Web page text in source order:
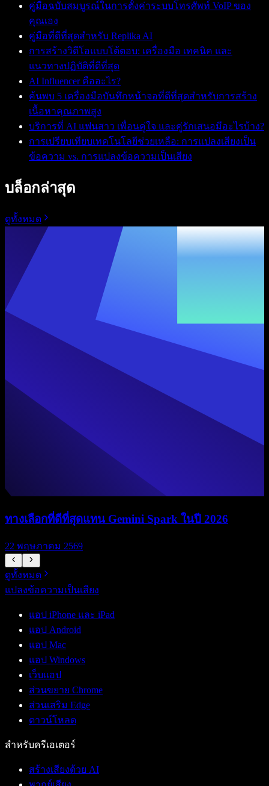
คู่มือฉบับสมบูรณ์ในการตั้งค่าระบบโทรศัพท์ VoIP ของ
คุณเอง
คู่มือที่ดีที่สุดสำหรับ Replika AI
การสร้างวิดีโอแบบโต้ตอบ: เครื่องมือ เทคนิค และ
แนวทางปฏิบัติที่ดีที่สุด
AI Influencer คืออะไร?
ค้นพบ 5 เครื่องมือบันทึกหน้าจอที่ดีที่สุดสำหรับการสร้าง
เนื้อหาคุณภาพสูง
บริการที่ AI แฟนสาว เพื่อนคู่ใจ และคู่รักเสนอมีอะไรบ้าง?
การเปรียบเทียบเทคโนโลยีช่วยเหลือ: การแปลงเสียงเป็น
ข้อความ vs. การแปลงข้อความเป็นเสียง
บล็อกล่าสุด
ดูทั้งหมด
ทางเลือกที่ดีที่สุดแทน Gemini Spark ในปี 2026
22 พฤษภาคม 2569
ดูทั้งหมด
แปลงข้อความเป็นเสียง
แอป iPhone และ iPad
แอป Android
แอป Mac
แอป Windows
เว็บแอป
ส่วนขยาย Chrome
ส่วนเสริม Edge
ดาวน์โหลด
สำหรับครีเอเตอร์
สร้างเสียงด้วย AI